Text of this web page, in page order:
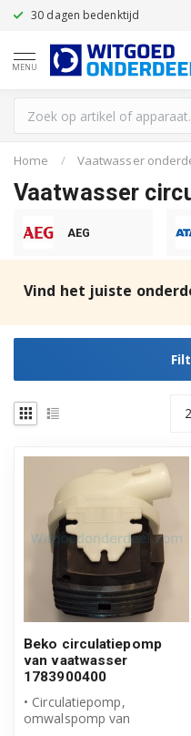
30 dagen bedenktijd
MENU
Home / Vaatwasser
Vaatwasser
AEG
Vind het juiste
Beko circulatiepomp
van vaatwasser
1783900400
• Circulatiepomp,
omwalspomp van